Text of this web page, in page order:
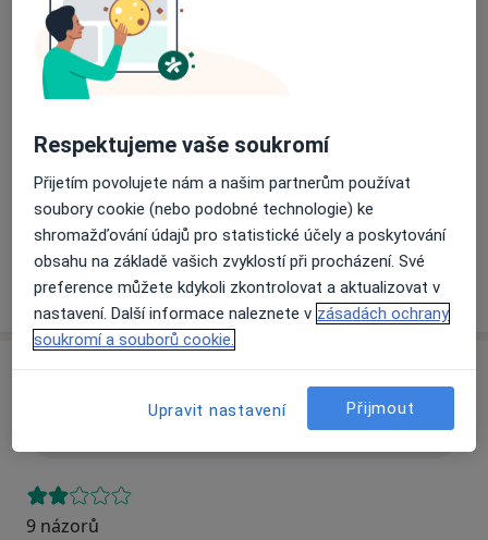
Dostupnost
Na této adrese online kalendář není aktivní
Způsoby platby (soukromé návštěvy)
Na teto adrese lékař přijímá pacienty na pojišťovnu
Detaily
Více
o adrese
Přidejte svůj názor
9 názorů
Respektujeme vaše soukromí
Přijetím povolujete nám a našim partnerům používat
soubory cookie (nebo podobné technologie) ke
shromažďování údajů pro statistické účely a poskytování
obsahu na základě vašich zvyklostí při procházení. Své
preference můžete kdykoli zkontrolovat a aktualizovat v
nastavení. Další informace naleznete v zásadách ochrany
soukromí a souborů cookie.
Upravit nastavení Přijmout